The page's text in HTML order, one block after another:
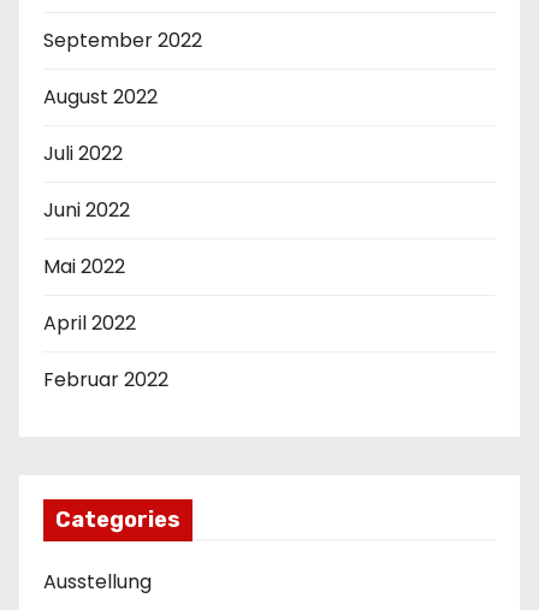
September 2022
August 2022
Juli 2022
Juni 2022
Mai 2022
April 2022
Februar 2022
Categories
Ausstellung